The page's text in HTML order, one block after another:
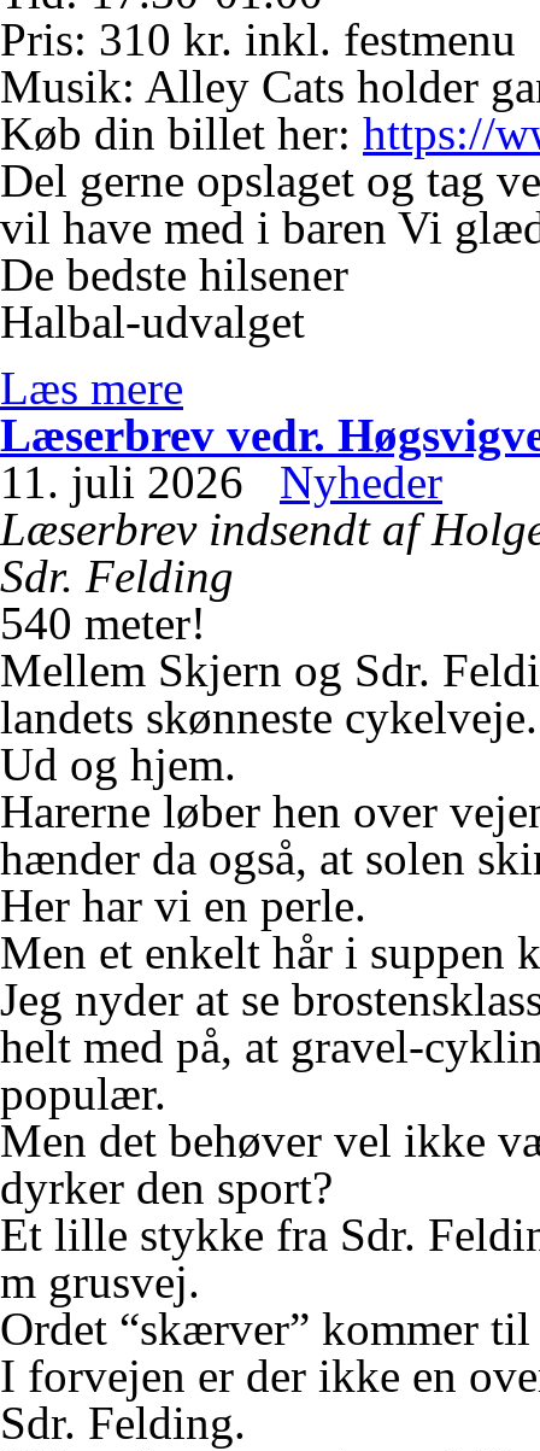
Pris: 310 kr. inkl. festmenu
Musik: Alley Cats holder
Køb din billet her: https://
Del gerne opslaget og tag
vil have med i baren Vi
De bedste hilsener
Halbal-udvalget
Læs mere
Læserbrev vedr.
11. juli 2026
Nyheder
Læserbrev indsendt af
Sdr. Felding
540 meter!
Mellem Skjern og Sdr.
landets skønneste cykelveje.
Ud og hjem.
Harerne løber hen over
hænder da også, at solen
Her har vi en perle.
Men et enkelt hår i suppen
Jeg nyder at se
helt med på, at gravel-
populær.
Men det behøver vel ikke
dyrker den sport?
Et lille stykke fra Sdr.
m grusvej.
Ordet “skærver” kommer
I forvejen er der ikke en
Sdr. Felding.